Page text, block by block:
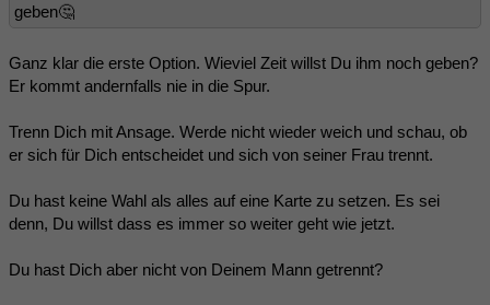
geben🤔
Ganz klar die erste Option. Wieviel Zeit willst Du ihm noch geben?
Er kommt andernfalls nie in die Spur.
Trenn Dich mit Ansage. Werde nicht wieder weich und schau, ob
er sich für Dich entscheidet und sich von seiner Frau trennt.
Du hast keine Wahl als alles auf eine Karte zu setzen. Es sei
denn, Du willst dass es immer so weiter geht wie jetzt.
Du hast Dich aber nicht von Deinem Mann getrennt?